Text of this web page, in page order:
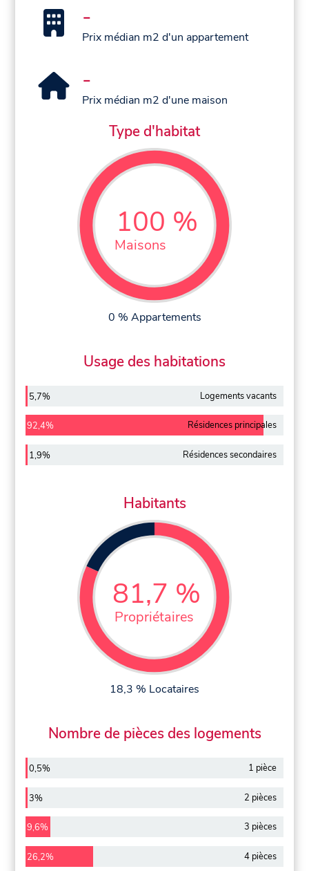
-
Prix médian m2 d'un appartement
-
Prix médian m2 d'une maison
Type d'habitat
100 %
Maisons
0 % Appartements
Usage des habitations
5,7% Logements vacants
92,4% Résidences principales
1,9% Résidences secondaires
Habitants
81,7 %
Propriétaires
18,3 % Locataires
Nombre de pièces des logements
0,5% 1 pièce
3% 2 pièces
9,6% 3 pièces
26,2% 4 pièces